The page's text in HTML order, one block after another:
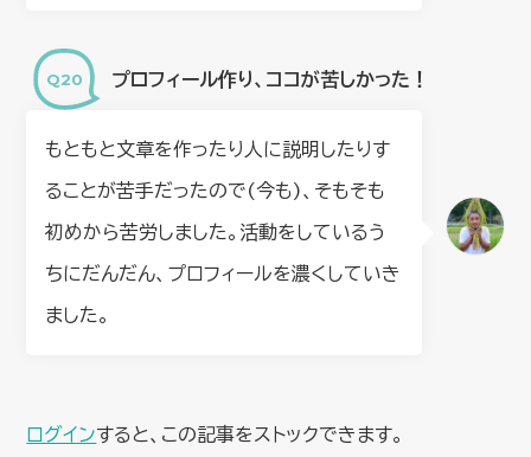
プロフィール作り、ココが苦しかった！
もともと文章を作ったり人に説明したりす
ることが苦手だったので(今も)、そもそも
初めから苦労しました。活動をしているう
ちにだんだん、プロフィールを濃くしていき
ました。
ログインすると、この記事をストックできます。